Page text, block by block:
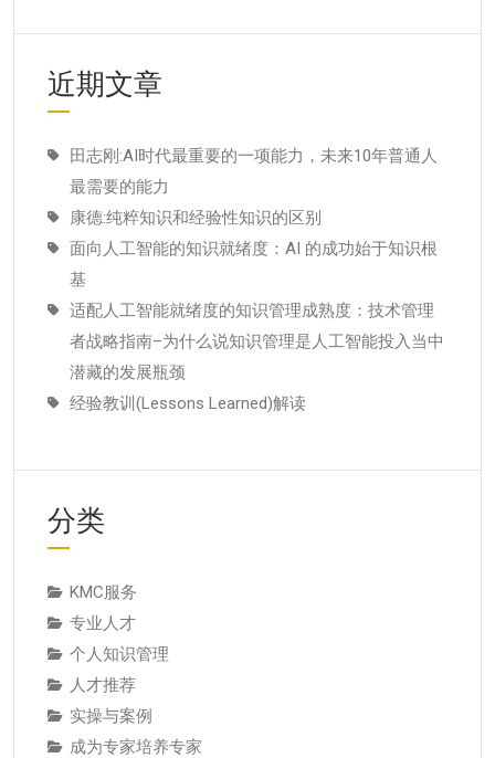
近期文章
田志刚:AI时代最重要的一项能力，未来10年普通人
最需要的能力
康德:纯粹知识和经验性知识的区别
面向人工智能的知识就绪度：AI 的成功始于知识根
基
适配人工智能就绪度的知识管理成熟度：技术管理
者战略指南–为什么说知识管理是人工智能投入当中
潜藏的发展瓶颈
经验教训(Lessons Learned)解读
分类
KMC服务
专业人才
个人知识管理
人才推荐
实操与案例
成为专家培养专家